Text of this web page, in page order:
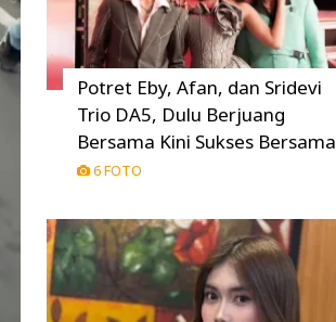
Potret Eby, Afan, dan Sridevi
Trio DA5, Dulu Berjuang
Bersama Kini Sukses Bersama
6 FOTO